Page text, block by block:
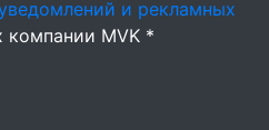
и рекламных
компании MVK *